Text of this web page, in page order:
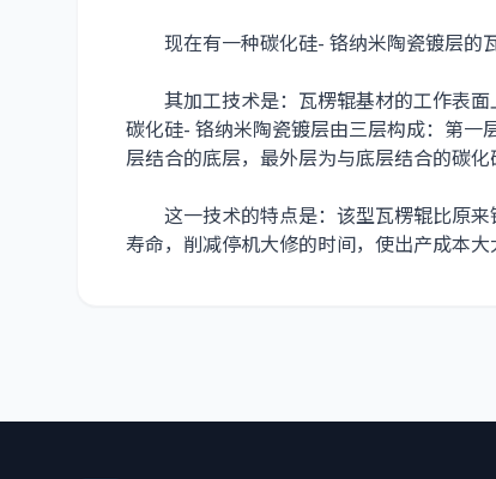
现在有一种碳化硅- 铬纳米陶瓷镀层的瓦
其加工技术是：瓦楞辊基材的工作表面
碳化硅- 铬纳米陶瓷镀层由三层构成：第
层结合的底层，最外层为与底层结合的碳化
这一技术的特点是：该型瓦楞辊比原来
寿命，削减停机大修的时间，使出产成本大